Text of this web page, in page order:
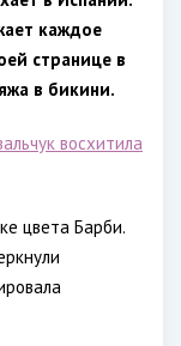
каждое
странице в
в бикини.
цвета Барби.